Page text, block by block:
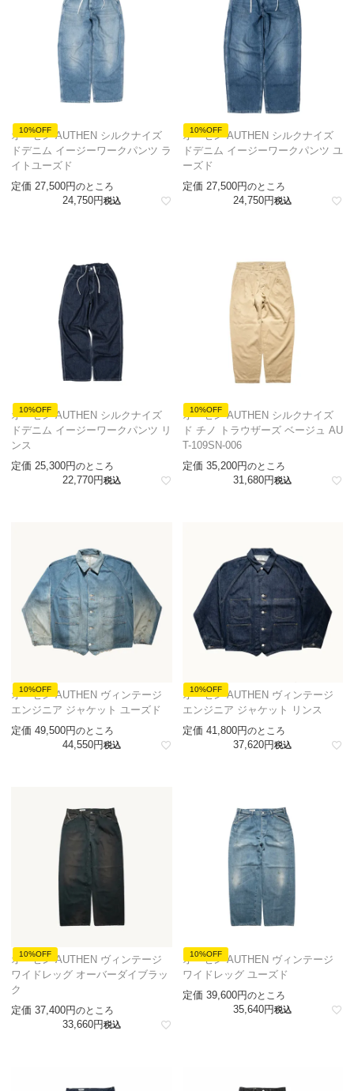
10%OFF
オーセン AUTHEN シルクナイズ
ドデニム イージーワークパンツ ラ
イトユーズド
定価 27,500 のところ
24,750 税込
10%OFF
オーセン AUTHEN シルクナイズ
ドデニム イージーワークパンツ ユ
ーズド
定価 27,500 のところ
24,750 税込
10%OFF
オーセン AUTHEN シルクナイズ
ドデニム イージーワークパンツ リ
ンス
定価 25,300 のところ
22,770 税込
10%OFF
オーセン AUTHEN シルクナイズ
ド チノ トラウザーズ ベージュ AU
T-109SN-006
定価 35,200 のところ
31,680 税込
10%OFF
オーセン AUTHEN ヴィンテージ
エンジニア ジャケット ユーズド
定価 49,500 のところ
44,550 税込
10%OFF
オーセン AUTHEN ヴィンテージ
エンジニア ジャケット リンス
定価 41,800 のところ
37,620 税込
10%OFF
オーセン AUTHEN ヴィンテージ
ワイドレッグ オーバーダイブラッ
ク
定価 37,400 のところ
33,660 税込
10%OFF
オーセン AUTHEN ヴィンテージ
ワイドレッグ ユーズド
定価 39,600 のところ
35,640 税込